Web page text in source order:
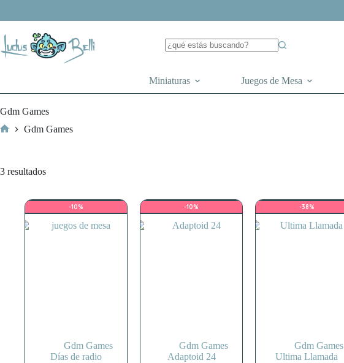
Miniaturas Juegos de Mesa
Gdm Games
Gdm Games
3 resultadosOrdenado
últimos-10%
Gdm Games
Días de radio
-10%
Gdm Games
Adaptoid 24
-38%
Gdm Games
Ultima Llamada